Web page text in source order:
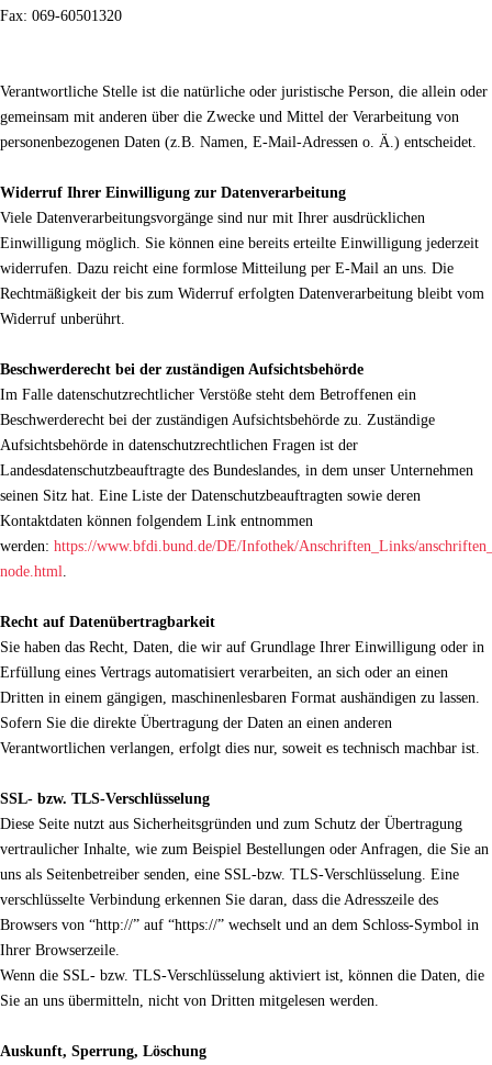
Fax: 069-60501320
Verantwortliche Stelle ist die natürliche oder juristische Person, die allein oder
gemeinsam mit anderen über die Zwecke und Mittel der Verarbeitung von
personenbezogenen Daten (z.B. Namen, E-Mail-Adressen o. Ä.) entscheidet.
Widerruf Ihrer Einwilligung zur Datenverarbeitung
Viele Datenverarbeitungsvorgänge sind nur mit Ihrer ausdrücklichen
Einwilligung möglich. Sie können eine bereits erteilte Einwilligung jederzeit
widerrufen. Dazu reicht eine formlose Mitteilung per E-Mail an uns. Die
Rechtmäßigkeit der bis zum Widerruf erfolgten Datenverarbeitung bleibt vom
Widerruf unberührt.
Beschwerderecht bei der zuständigen Aufsichtsbehörde
Im Falle datenschutzrechtlicher Verstöße steht dem Betroffenen ein
Beschwerderecht bei der zuständigen Aufsichtsbehörde zu. Zuständige
Aufsichtsbehörde in datenschutzrechtlichen Fragen ist der
Landesdatenschutzbeauftragte des Bundeslandes, in dem unser Unternehmen
seinen Sitz hat. Eine Liste der Datenschutzbeauftragten sowie deren
Kontaktdaten können folgendem Link entnommen
werden: https://www.bfdi.bund.de/DE/Infothek/Anschriften_Links/
node.html.
Recht auf Datenübertragbarkeit
Sie haben das Recht, Daten, die wir auf Grundlage Ihrer Einwilligung oder in
Erfüllung eines Vertrags automatisiert verarbeiten, an sich oder an einen
Dritten in einem gängigen, maschinenlesbaren Format aushändigen zu lassen.
Sofern Sie die direkte Übertragung der Daten an einen anderen
Verantwortlichen verlangen, erfolgt dies nur, soweit es technisch machbar ist.
SSL- bzw. TLS-Verschlüsselung
Diese Seite nutzt aus Sicherheitsgründen und zum Schutz der Übertragung
vertraulicher Inhalte, wie zum Beispiel Bestellungen oder Anfragen, die Sie an
uns als Seitenbetreiber senden, eine SSL-bzw. TLS-Verschlüsselung. Eine
verschlüsselte Verbindung erkennen Sie daran, dass die Adresszeile des
Browsers von “http://” auf “https://” wechselt und an dem Schloss-Symbol in
Ihrer Browserzeile.
Wenn die SSL- bzw. TLS-Verschlüsselung aktiviert ist, können die Daten, die
Sie an uns übermitteln, nicht von Dritten mitgelesen werden.
Auskunft, Sperrung, Löschung